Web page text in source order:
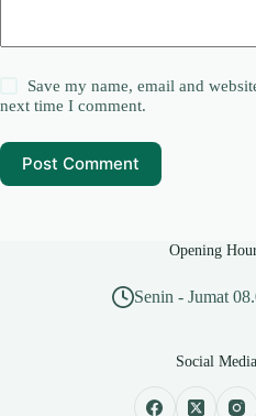
Save my name, email and
next time I comment.
Post Comment
Opening
Senin - Jumat
Social Media